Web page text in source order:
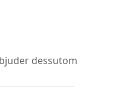
dessutom